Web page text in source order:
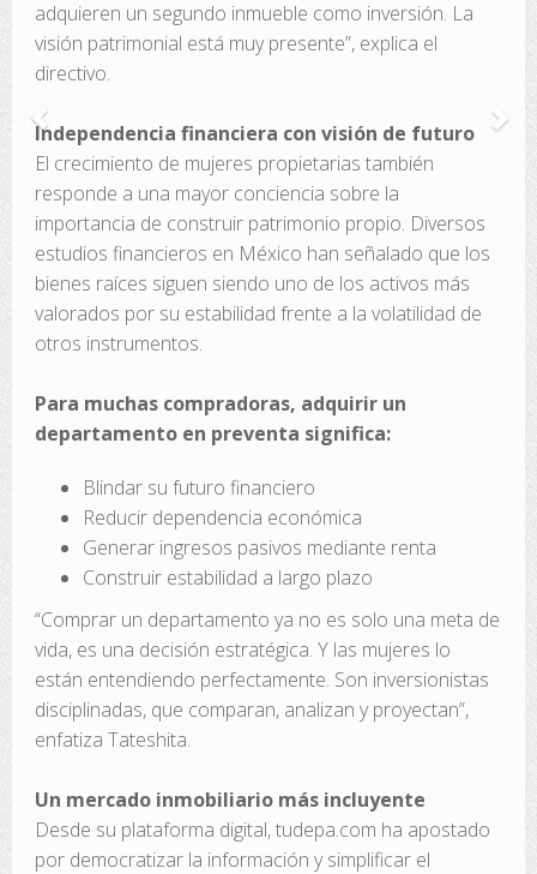
adquieren un segundo inmueble como inversión. La
visión patrimonial está muy presente”, explica el
directivo.
Independencia financiera con visión de futuro
El crecimiento de mujeres propietarias también
responde a una mayor conciencia sobre la
importancia de construir patrimonio propio. Diversos
estudios financieros en México han señalado que los
bienes raíces siguen siendo uno de los activos más
valorados por su estabilidad frente a la volatilidad de
otros instrumentos.
Para muchas compradoras, adquirir un
departamento en preventa significa:
Blindar su futuro financiero
Reducir dependencia económica
Generar ingresos pasivos mediante renta
Construir estabilidad a largo plazo
“Comprar un departamento ya no es solo una meta de
vida, es una decisión estratégica. Y las mujeres lo
están entendiendo perfectamente. Son inversionistas
disciplinadas, que comparan, analizan y proyectan”,
enfatiza Tateshita.
Un mercado inmobiliario más incluyente
Desde su plataforma digital, tudepa.com ha apostado
por democratizar la información y simplificar el